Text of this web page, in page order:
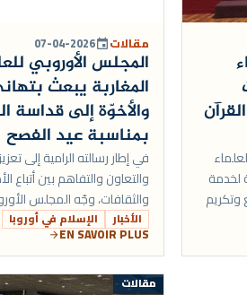
مقالاتevent
07-04-2026
المجلس الأوروبي
المغاربة يبعث
والأخوّة إلى قداسة
بمناسبة عيد الفصح
في إطار رسالته الرامية إلى
والتعاون والتفاهم بين أتباع
والثقافات، وجّه المجلس
المغاربة رسالة تهنئة إلى قداسة
ب...
الأخبار الإسلام في أوروبا
EN SAVOIR PLUS
arrow_forward
لخدمة
وتكريم
مقالات